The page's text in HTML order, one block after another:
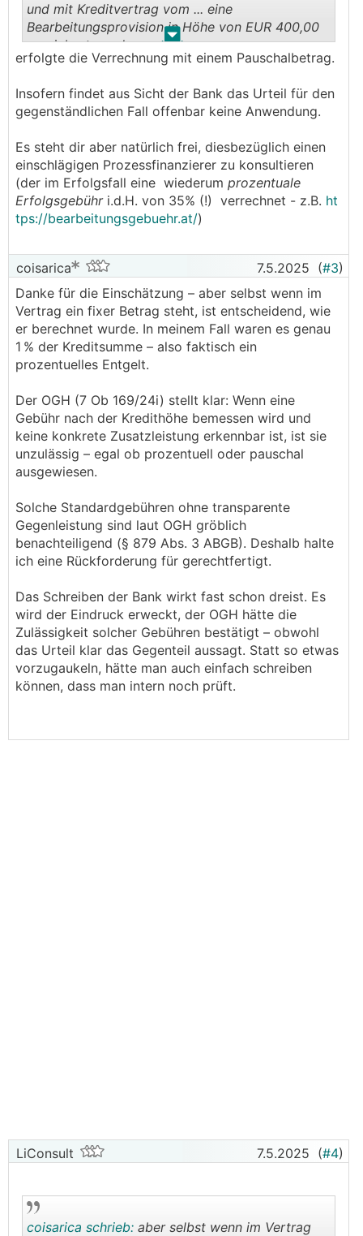
. .
und mit Kreditvertrag vom ... eine
Bearbeitungsprovision in Höhe von EUR 400,00
vereinbart wurde.
erfolgte die Verrechnung mit einem Pauschalbetrag.
Insofern findet aus Sicht der Bank das Urteil für den
gegenständlichen Fall offenbar keine Anwendung.
Es steht dir aber natürlich frei, diesbezüglich einen
einschlägigen Prozessfinanzierer zu konsultieren
(der im Erfolgsfall eine wiederum prozentuale
Erfolgsgebühri.d.H. von 35% (!) verrechnet - z.B. ht
tps://bearbeitungsgebuehr.at/)
coisarica 7.5.2025 (#3)
Danke für die Einschätzung – aber selbst wenn im
Vertrag ein fixer Betrag steht, ist entscheidend, wie
er berechnet wurde. In meinem Fall waren es genau
1 % der Kreditsumme – also faktisch ein
prozentuelles Entgelt.
Der OGH (7 Ob 169/24i) stellt klar: Wenn eine
Gebühr nach der Kredithöhe bemessen wird und
keine konkrete Zusatzleistung erkennbar ist, ist sie
unzulässig – egal ob prozentuell oder pauschal
ausgewiesen.
Solche Standardgebühren ohne transparente
Gegenleistung sind laut OGH gröblich
benachteiligend (§ 879 Abs. 3 ABGB). Deshalb halte
ich eine Rückforderung für gerechtfertigt.
Das Schreiben der Bank wirkt fast schon dreist. Es
wird der Eindruck erweckt, der OGH hätte die
Zulässigkeit solcher Gebühren bestätigt – obwohl
das Urteil klar das Gegenteil aussagt. Statt so etwas
vorzugaukeln, hätte man auch einfach schreiben
können, dass man intern noch prüft.
LiConsult 7.5.2025 (#4)
coisarica schrieb: aber selbst wenn im Vertrag